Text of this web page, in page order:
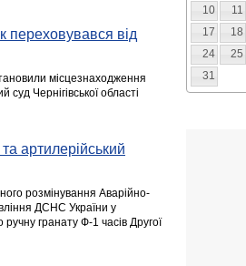
переховувався від
місцезнаходження
Чернігівської області
артилерійський
розмінування Аварійно-
ДСНС України у
гранату Ф-1 часів Другої
10
11
17
18
24
25
31